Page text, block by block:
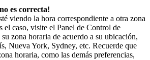
es correcta!
viendo la hora correspondiente a otra zona
el caso, visite el Panel de Control de
zona horaria de acuerdo a su ubicación,
Nueva York, Sydney, etc. Recuerde que
horaria, como las demás preferencias,